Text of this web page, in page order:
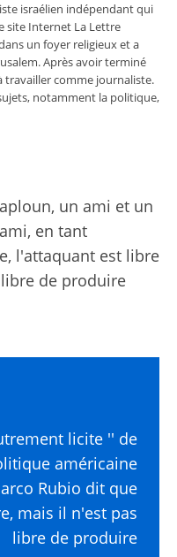
israélien indépendant qui
site Internet La Lettre
un foyer religieux et a
Après avoir terminé
travailler comme journaliste.
notamment la politique,
un ami et un
en tant
l'attaquant est libre
de produire
licite '' de
américaine
Rubio dit que
mais il n'est pas
libre de produire